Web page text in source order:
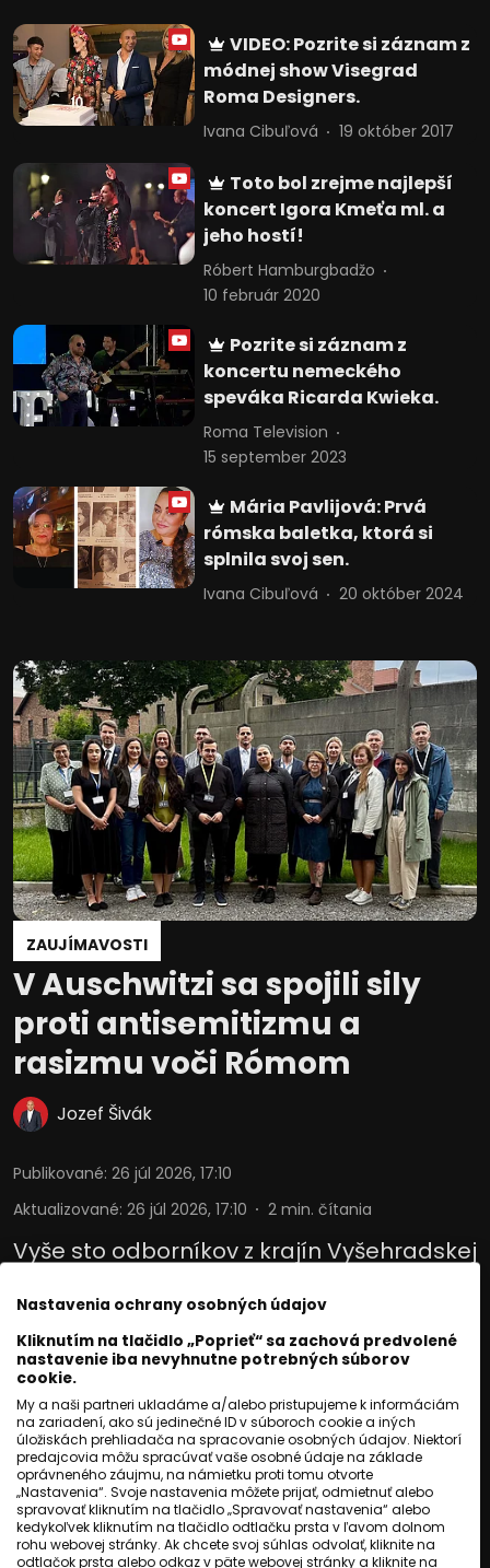
VIDEO: Pozrite si záznam z
módnej show Visegrad
Roma Designers.
Ivana Cibuľová 19 október 2017
Toto bol zrejme najlepší
koncert Igora Kmeťa ml. a
jeho hostí!
Róbert Hamburgbadžo
10 február 2020
Pozrite si záznam z
koncertu nemeckého
speváka Ricarda Kwieka.
Roma Television
15 september 2023
Mária Pavlijová: Prvá
rómska baletka, ktorá si
splnila svoj sen.
Ivana Cibuľová 20 október 2024
ZAUJÍMAVOSTI
V Auschwitzi sa spojili sily
proti antisemitizmu a
rasizmu voči Rómom
Jozef Šivák
Publikované: 26 júl 2026, 17:10
Aktualizované: 26 júl 2026, 17:10 2 min. čítania
Vyše sto odborníkov z krajín Vyšehradskej
zišlo v Pamätníku a múzeu Auschwitz-
Birkenau. Dvojdňová konferencia projektu
TRACE mala posilniť spoluprácu pri
monitorovaní, analýze a prevencii
antisemitizmu a rasizmu voči Rómom v
strednej Európe.
Čítaj viac
Nastavenia ochrany osobných údajov
Kliknutím na tlačidlo „Poprieť“ sa zachová predvolené
nastavenie iba nevyhnutne potrebných súborov
cookie.
My a naši partneri ukladáme a/alebo pristupujeme k informáciám
na zariadení, ako sú jedinečné ID v súboroch cookie a iných
úložiskách prehliadača na spracovanie osobných údajov. Niektorí
predajcovia môžu spracúvať vaše osobné údaje na základe
oprávneného záujmu, na námietku proti tomu otvorte
„Nastavenia“. Svoje nastavenia môžete prijať, odmietnuť alebo
spravovať kliknutím na tlačidlo „Spravovať nastavenia“ alebo
kedykoľvek kliknutím na tlačidlo odtlačku prsta v ľavom dolnom
rohu webovej stránky. Ak chcete svoj súhlas odvolať, kliknite na
odtlačok prsta alebo odkaz v päte webovej stránky a kliknite na